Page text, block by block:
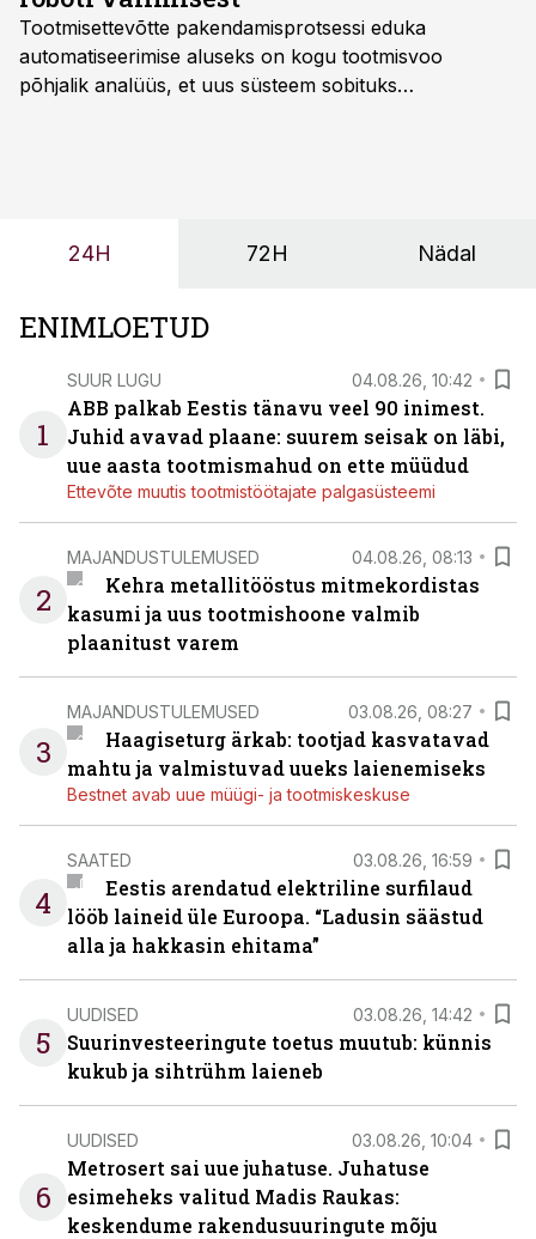
Tootmisettevõtte pakendamisprotsessi eduka
automatiseerimise aluseks on kogu tootmisvoo
põhjalik analüüs, et uus süsteem sobituks
OÜ tegevjuht Sander Mitendorf.
24H 72H Nädal
ENIMLOETUD
1
SUUR LUGU 04.08.26, 10:42
ABB palkab Eestis tänavu veel 90 inimest.
Juhid avavad plaane: suurem seisak on läbi,
uue aasta tootmismahud on ette müüdud
Ettevõte muutis tootmistöötajate palgasüsteemi
2
MAJANDUSTULEMUSED 04.08.26, 08:13
Kehra metallitööstus mitmekordistas
kasumi ja uus tootmishoone valmib
plaanitust varem
3
MAJANDUSTULEMUSED 03.08.26, 08:27
Haagiseturg ärkab: tootjad kasvatavad
mahtu ja valmistuvad uueks laienemiseks
Bestnet avab uue müügi- ja tootmiskeskuse
4
SAATED 03.08.26, 16:59
Eestis arendatud elektriline surfilaud
lööb laineid üle Euroopa. “Ladusin säästud
alla ja hakkasin ehitama”
5
UUDISED 03.08.26, 14:42
Suurinvesteeringute toetus muutub: künnis
kukub ja sihtrühm laieneb
6
UUDISED 03.08.26, 10:04
Metrosert sai uue juhatuse. Juhatuse
esimeheks valitud Madis Raukas:
keskendume rakendusuuringute mõju